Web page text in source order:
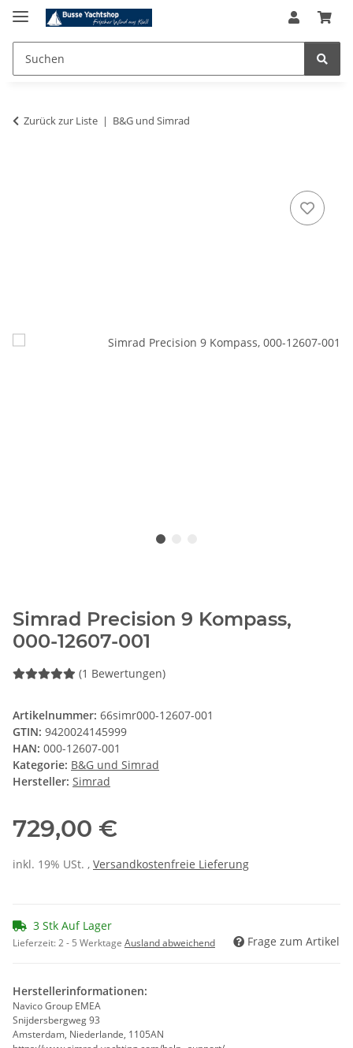
Zurück zur Liste B&G und Simrad
Simrad Precision 9 Kompass,
000-12607-001
(1 Bewertungen)
Artikelnummer: 66simr000-12607-001
GTIN: 9420024145999
HAN: 000-12607-001
Kategorie: B&G und Simrad
Hersteller: Simrad
729,00 €
inkl. 19% USt. , Versandkostenfreie Lieferung
3 Stk Auf Lager
Lieferzeit:2 - 5 Werktage Ausland abweichend Frage zum Artikel
Herstellerinformationen:
Navico Group EMEA
Snijdersbergweg 93
Amsterdam, Niederlande, 1105AN